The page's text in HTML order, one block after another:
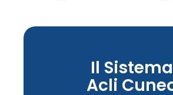
Il Sistema
Acli